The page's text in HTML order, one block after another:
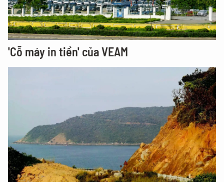
'Cỗ máy in tiền' của VEAM